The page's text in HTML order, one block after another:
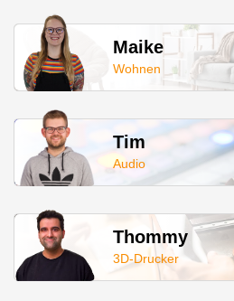
Maike
Wohnen
Tim
Audio
Thommy
3D-Drucker